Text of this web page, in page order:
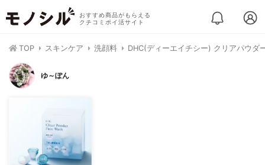
おすすめ商品がもらえる
クチコミポイ活サイト
TOP スキンケア 洗顔料 DHC(ディーエイチシー) クリアパウダ
ゆ～ぽん